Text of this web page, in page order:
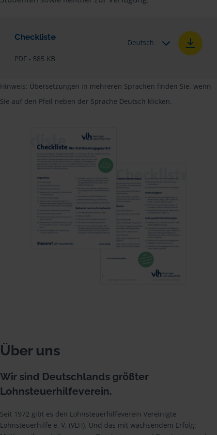
Checkliste
PDF - 585 KB
Deutsch
Hinweis: Übersetzungen in mehreren Sprachen finden Sie, wenn
Sie auf den Pfeil neben der Sprache Deutsch klicken.
Über uns
Wir sind Deutschlands größter
Lohnsteuerhilfeverein.
Seit 1972 gibt es den Lohnsteuerhilfeverein Vereinigte
Lohnsteuerhilfe e. V. (VLH). Und das mit wachsendem Erfolg: